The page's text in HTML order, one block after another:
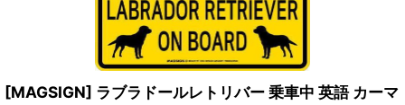
[MAGSIGN] ラブラドールレトリバー 乗車中 英語 カーマ